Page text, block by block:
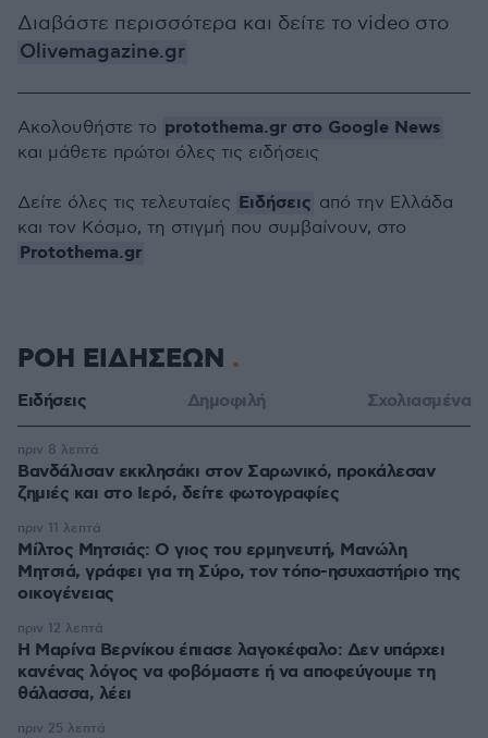
Διαβάστε περισσότερα και δείτε το video στο
Olivemagazine.gr
Ακολουθήστε το protothema.gr στο Google News
και μάθετε πρώτοι όλες τις ειδήσεις
Δείτε όλες τις τελευταίες Ειδήσεις από την Ελλάδα
και τον Κόσμο, τη στιγμή που συμβαίνουν, στο
Protothema.gr
ΡΟΗ ΕΙΔΗΣΕΩΝ
Ειδήσεις Δημοφιλή Σχολιασμένα
Βανδάλισαν εκκλησάκι στον Σαρωνικό, προκάλεσαν
ζημιές και στο Ιερό, δείτε φωτογραφίες
πριν 8 λεπτά
Μίλτος Μητσιάς: Ο γιος του ερμηνευτή, Μανώλη
Μητσιά, γράφει για τη Σύρο, τον τόπο-ησυχαστήριο της
οικογένειας
πριν 11 λεπτά
Η Μαρίνα Βερνίκου έπιασε λαγοκέφαλο: Δεν υπάρχει
κανένας λόγος να φοβόμαστε ή να αποφεύγουμε τη
θάλασσα, λέει
πριν 12 λεπτά
πριν 25 λεπτά